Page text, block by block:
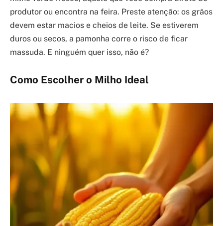
produtor ou encontra na feira. Preste atenção: os grãos
devem estar macios e cheios de leite. Se estiverem
duros ou secos, a pamonha corre o risco de ficar
massuda. E ninguém quer isso, não é?
Como Escolher o Milho Ideal